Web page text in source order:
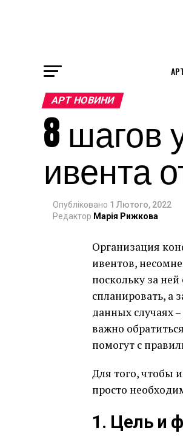
АРТ НОВИНИ
8 шагов
ивента
Опубліковано 1 Лютого, 2022
Редактор Марія Рижкова
Организация
ивентов,
поскольку за
спланировать, а
данных случаях
важно
помогут с
Для того, чтобы
просто
1. Цель и